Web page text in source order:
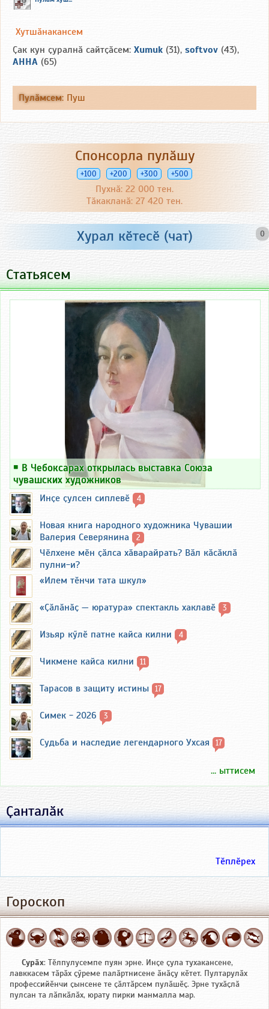
Хутшӑнакансем
Ҫак кун ҫуралнӑ сайтҫӑсем: Xumuk (31), softvov (43),
АННА (65)
Пулӑмсем: Пуш
Спонсорла пулӑшу
+100 +200 +300 +500
Пухнӑ: 22 000 тен.
Тӑкакланӑ: 27 420 тен.
0
Хурал кӗтесӗ (чат)
Статьясем
￭ В Чебоксарах открылась выставка Союза
чувашских художников
Инҫе ҫулсен сиплевӗ 4
Новая книга народного художника Чувашии
Валерия Северянина
2
Чӗлхене мӗн ҫӑлса хӑварайрать? Вӑл кӑсӑклӑ
пулни-и?
«Илем тӗнчи тата шкул»
«Ҫӑлӑнӑҫ — юратура» спектакль хаклавӗ 3
Изьяр кӳлӗ патне кайса килни 4
Чикмене кайса килни 11
Тарасов в защиту истины 17
Симек - 2026 3
Судьба и наследие легендарного Ухсая 17
... ыттисем
Ҫанталӑк
Тӗплӗрех
Гороскоп
Сурӑх: Тӗлпулусемпе пуян эрне. Инҫе ҫула тухакансене,
лавккасем тӑрӑх ҫӳреме палӑртнисене ӑнӑҫу кӗтет. Пултарулӑх
профессийӗнчи ҫынсене те ҫӑлтӑрсем пулӑшӗҫ. Эрне тухӑҫлӑ
пулсан та лӑпкӑлӑх, юрату пирки манмалла мар.